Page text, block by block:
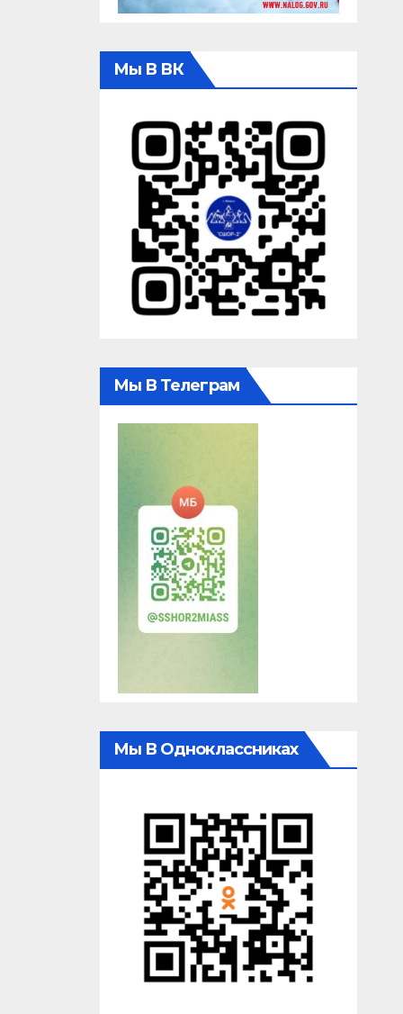
Мы В ВК
Мы В Телеграм
Мы В Одноклассниках